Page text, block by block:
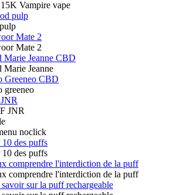
Vampire vape
pulp
Mate 2
Mate 2
Marie Jeanne CBD
Marie Jeanne
Greeneo CBD
greeneo
JNR
noclick
10 des puffs
10 des puffs
comprendre l'interdiction de la puff
comprendre l'interdiction de la puff
sur la puff rechargeable